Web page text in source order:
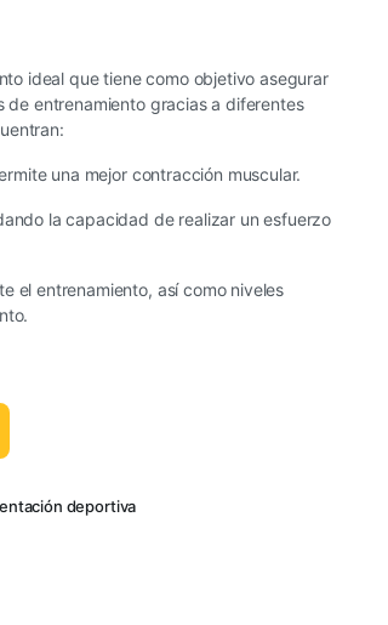
ideal que tiene como objetivo asegurar
de entrenamiento gracias a diferentes
una mejor contracción muscular.
la capacidad de realizar un esfuerzo
el entrenamiento, así como niveles
deportiva